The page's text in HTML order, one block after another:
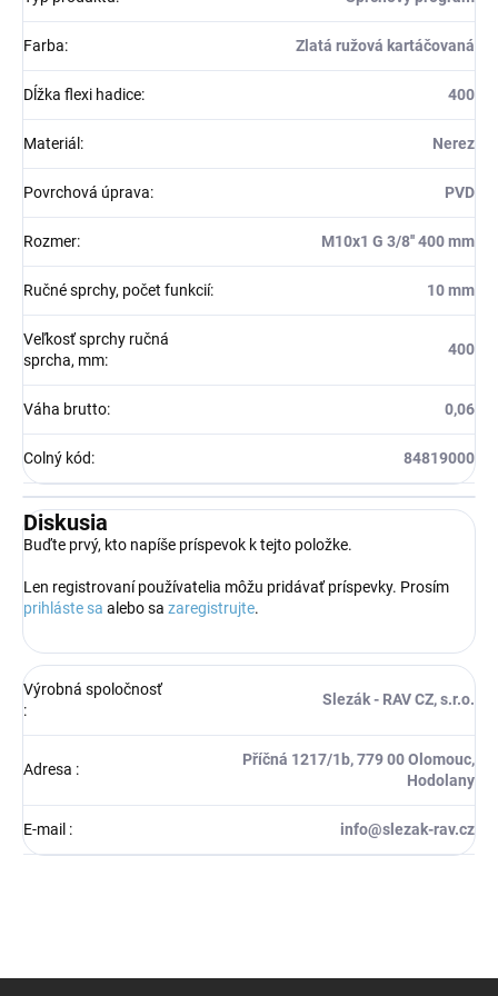
Farba: Zlatá ružová kartáčovaná
Dĺžka flexi hadice: 400
Materiál : Nerez
Povrchová úprava: PVD
Rozmer: M10x1 G 3/8'' 400 mm
Ručné sprchy, počet funkcií: 10 mm
Veľkosť sprchy ručná
sprcha, mm:
400
Váha brutto: 0,06
Colný kód: 84819000
Diskusia
Buďte prvý, kto napíše príspevok k tejto položke.
Len registrovaní používatelia môžu pridávať príspevky. Prosím
prihláste sa alebo sa zaregistrujte.
Výrobná spoločnosť
:
Slezák - RAV CZ, s.r.o.
Adresa :
Příčná 1217/1b, 779 00 Olomouc,
Hodolany
E-mail : info@slezak-rav.cz